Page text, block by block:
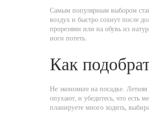
Самым популярным выбором
воздух и быстро сохнут после
прорезями или на обувь из
ноги потеть.
Как
Не экономьте на посадке.
опухают, и убедитесь, что есть
планируете много ходить,